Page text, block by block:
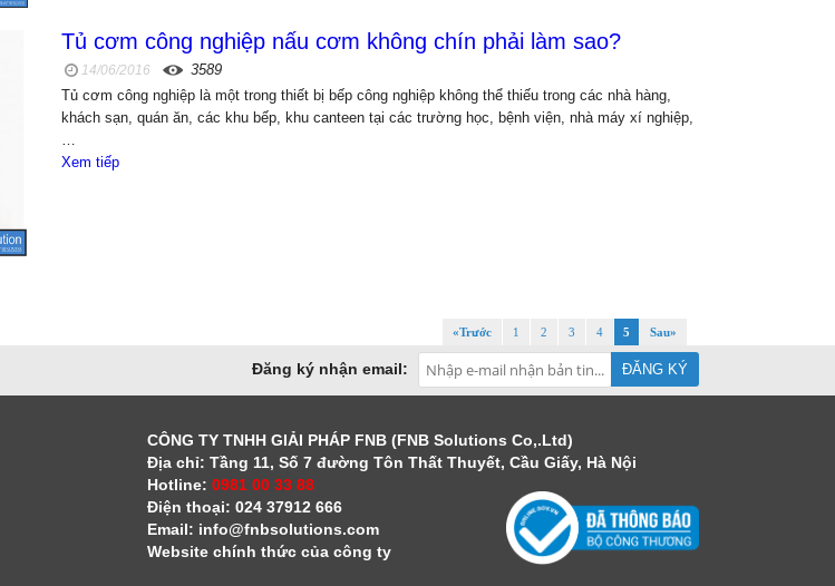
Tủ cơm công nghiệp nấu cơm không chín phải làm sao?
14/06/2016
3589
Tủ cơm công nghiệp là một trong thiết bị bếp công nghiệp không thể thiếu trong các nhà hàng,
khách sạn, quán ăn, các khu bếp, khu canteen tại các trường học, bệnh viện, nhà máy xí nghiệp,
…
Xem tiếp
«Trước 1 2 3 4 5 Sau»
Đăng ký nhận email:
CÔNG TY TNHH GIẢI PHÁP FNB (FNB Solutions Co,.Ltd)
Địa chỉ: Tầng 11, Số 7 đường Tôn Thất Thuyết, Cầu Giấy, Hà Nội
Hotline: 0981 00 33 88
Điện thoại: 024 37912 666
Email: info@fnbsolutions.com
Website chính thức của công ty